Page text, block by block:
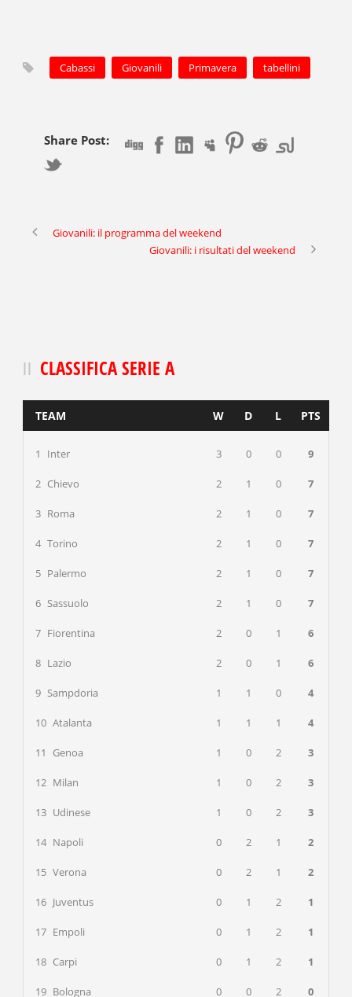
Cabassi Giovanili Primavera tabellini
Share Post:
Giovanili: il programma del weekend
Giovanili: i risultati del weekend
CLASSIFICA SERIE A
TEAM W D L PTS
1 Inter 3 0 0 9
2 Chievo 2 1 0 7
3 Roma 2 1 0 7
4 Torino 2 1 0 7
5 Palermo 2 1 0 7
6 Sassuolo 2 1 0 7
7 Fiorentina 2 0 1 6
8 Lazio 2 0 1 6
9 Sampdoria 1 1 0 4
10 Atalanta 1 1 1 4
11 Genoa 1 0 2 3
12 Milan 1 0 2 3
13 Udinese 1 0 2 3
14 Napoli 0 2 1 2
15 Verona 0 2 1 2
16 Juventus 0 1 2 1
17 Empoli 0 1 2 1
18 Carpi 0 1 2 1
19 Bologna 0 0 2 0